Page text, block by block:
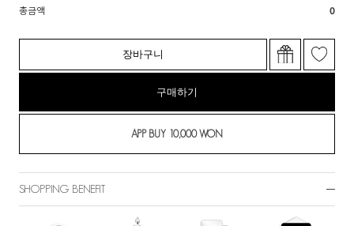
총금액 0
장바구니
구매하기
SHOPPING BENEFIT